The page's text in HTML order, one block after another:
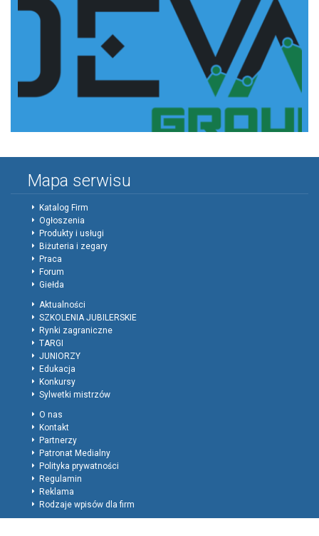
Mapa serwisu
Katalog Firm
Ogłoszenia
Produkty i usługi
Biżuteria i zegary
Praca
Forum
Giełda
Aktualności
SZKOLENIA JUBILERSKIE
Rynki zagraniczne
TARGI
JUNIORZY
Edukacja
Konkursy
Sylwetki mistrzów
O nas
Kontakt
Partnerzy
Patronat Medialny
Polityka prywatności
Regulamin
Reklama
Rodzaje wpisów dla firm